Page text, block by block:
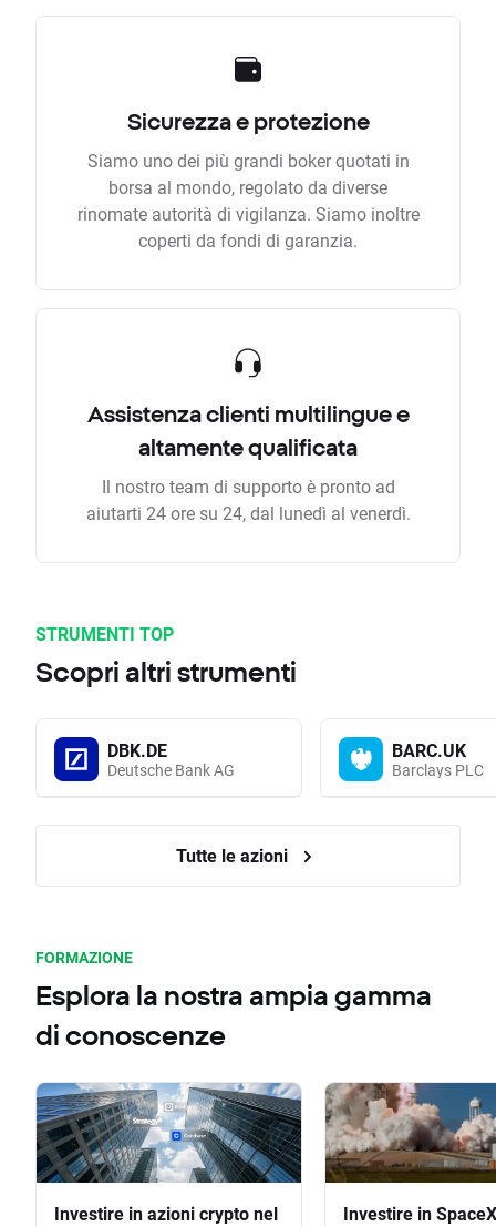
Sicurezza e protezione
Siamo uno dei più grandi boker quotati in
borsa al mondo, regolato da diverse
rinomate autorità di vigilanza. Siamo inoltre
coperti da fondi di garanzia.
Assistenza clienti multilingue e
altamente qualificata
Il nostro team di supporto è pronto ad
aiutarti 24 ore su 24, dal lunedì al venerdì.
STRUMENTI TOP
Scopri altri strumenti
DBK.DE
Deutsche Bank AG
BARC.UK
Barclays PLC
Tutte le azioni
FORMAZIONE
Esplora la nostra ampia gamma
di conoscenze
Investire in azioni crypto nel
Investire in